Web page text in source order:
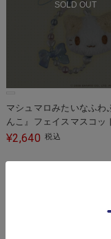
SOLD OUT
マシュマロみたいなふわ
んこ』フェイスマスコッ
ップ
¥2,640 税込